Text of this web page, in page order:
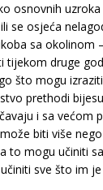
osnovnih
se osjeća
sa
tijekom druge
što mogu
prethodi
i sa većom
biti više
to mogu učiniti
sve što im